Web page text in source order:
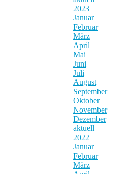
2023
Januar
Februar
März
April
Mai
Juni
Juli
August
September
Oktober
November
Dezember
aktuell
2022
Januar
Februar
März